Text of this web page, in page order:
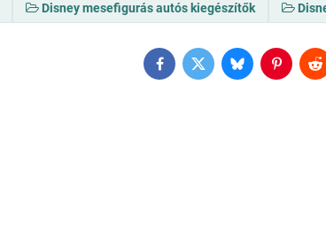
Disney mesefigurás autós kiegészítők
FacebookTwitterBluesky